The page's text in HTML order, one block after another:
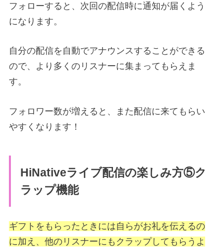
フォローすると、次回の配信時に通知が届くよう
になります。
自分の配信を自動でアナウンスすることができる
ので、より多くのリスナーに集まってもらえま
す。
フォロワー数が増えると、また配信に来てもらい
やすくなります！
HiNativeライブ配信の楽しみ方⑤ク
ラップ機能
ギフトをもらったときには自らがお礼を伝えるの
に加え、他のリスナーにもクラップしてもらうよ